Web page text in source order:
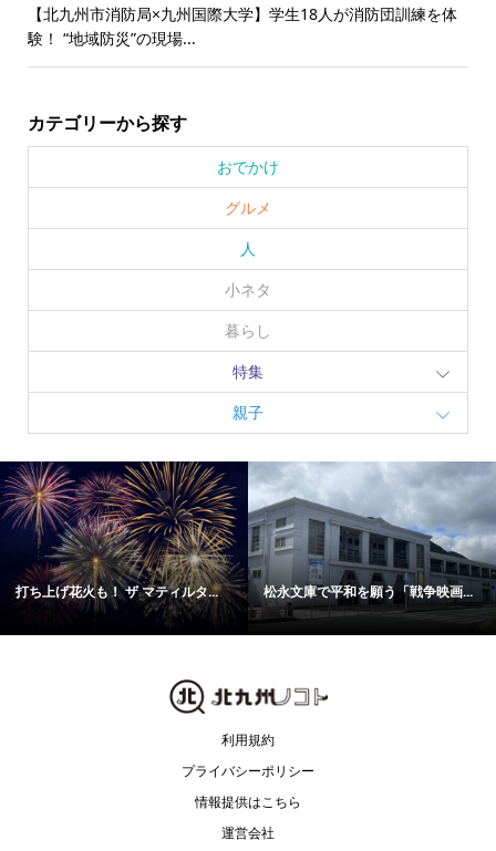
【北九州市消防局×九州国際大学】学生18人が消防団訓練を体
験！ “地域防災”の現場...
カテゴリーから探す
おでかけ
グルメ
人
小ネタ
暮らし
特集
親子
打ち上げ花火も！ ザ マティルタ... 松永文庫で平和を願う「戦争映画...
利用規約
プライバシーポリシー
情報提供はこちら
運営会社